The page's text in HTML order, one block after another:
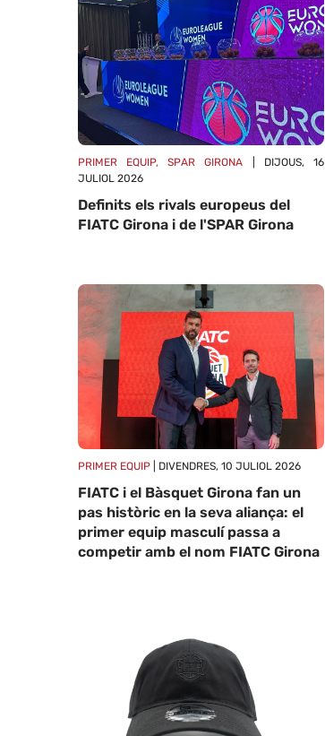
PRIMER EQUIP, SPAR GIRONA | DIJOUS, 16
JULIOL 2026
Definits els rivals europeus del
FIATC Girona i de l'SPAR Girona
PRIMER EQUIP | DIVENDRES, 10 JULIOL 2026
FIATC i el Bàsquet Girona fan un
pas històric en la seva aliança: el
primer equip masculí passa a
competir amb el nom FIATC Girona